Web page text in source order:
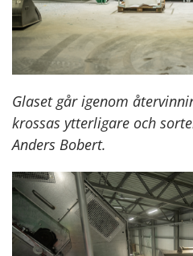
Glaset går igenom
krossas ytterligare och
Anders Bobert.